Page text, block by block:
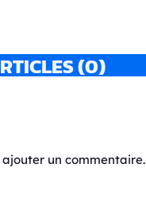
(0)
un commentaire.